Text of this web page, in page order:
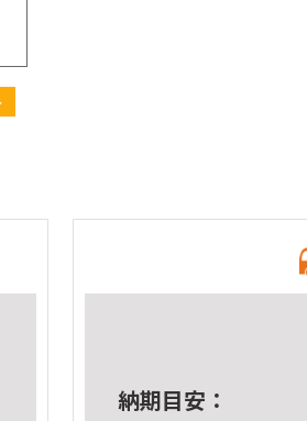
納期目安：